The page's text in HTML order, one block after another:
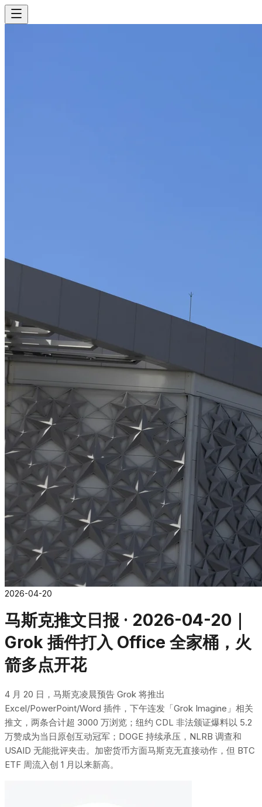
2026-04-20
马斯克推文日报 · 2026-04-20｜
Grok 插件打入 Office 全家桶，火
箭多点开花
4 月 20 日，马斯克凌晨预告 Grok 将推出
Excel/PowerPoint/Word 插件，下午连发「Grok Imagine」相关
推文，两条合计超 3000 万浏览；纽约 CDL 非法颁证爆料以 5.2
万赞成为当日原创互动冠军；DOGE 持续承压，NLRB 调查和
USAID 无能批评夹击。加密货币方面马斯克无直接动作，但 BTC
ETF 周流入创 1 月以来新高。